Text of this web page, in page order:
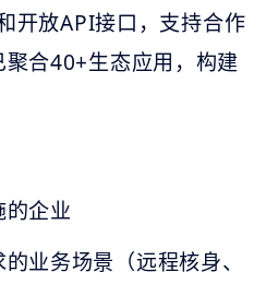
开放API接口，支持合作
合40+生态应用，构建
企业
业务场景（远程核身、